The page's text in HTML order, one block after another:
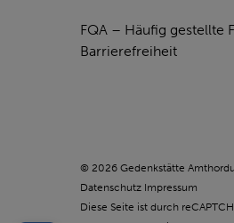
FQA – Häufig gestellte
Barrierefreiheit
© 2026 Gedenkstätte
Datenschutz Impressum
Diese Seite ist durch